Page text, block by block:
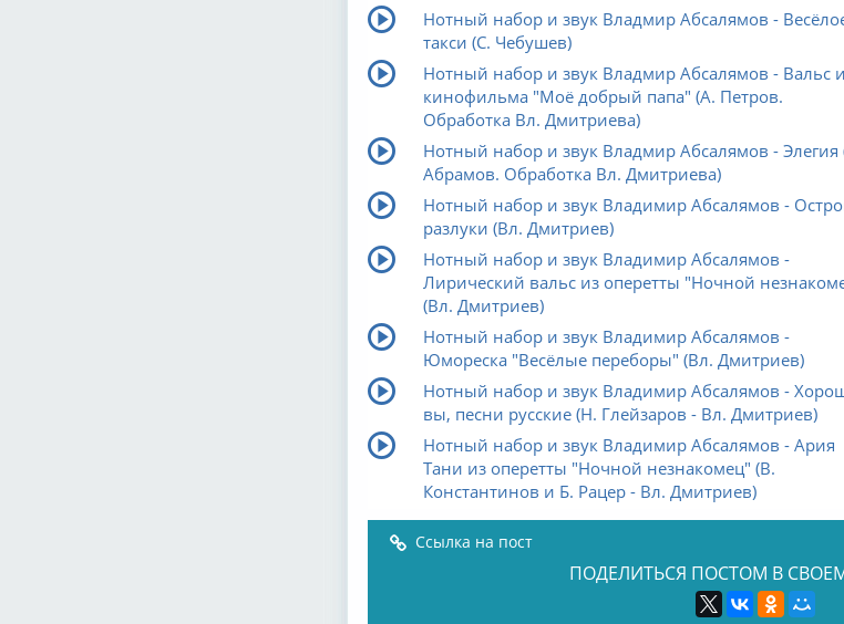
Нотный набор и звук Владмир Абсалямов -
такси (С. Чебушев)
Нотный набор и звук Владмир Абсалямов - Вальс
кинофильма "Моё добрый папа" (А. Петров.
Обработка Вл. Дмитриева)
Нотный набор и звук Владмир Абсалямов - Элегия
Абрамов. Обработка Вл. Дмитриева)
Нотный набор и звук Владимир Абсалямов -
разлуки (Вл. Дмитриев)
Нотный набор и звук Владимир Абсалямов -
Лирический вальс из оперетты "Ночной
(Вл. Дмитриев)
Нотный набор и звук Владимир Абсалямов -
Юмореска "Весёлые переборы" (Вл. Дмитриев)
Нотный набор и звук Владимир Абсалямов -
вы, песни русские (Н. Глейзаров - Вл. Дмитриев)
Нотный набор и звук Владимир Абсалямов - Ария
Тани из оперетты "Ночной незнакомец" (В.
Константинов и Б. Рацер - Вл. Дмитриев)
Ссылка на пост
ПОДЕЛИТЬСЯ ПОСТОМ В